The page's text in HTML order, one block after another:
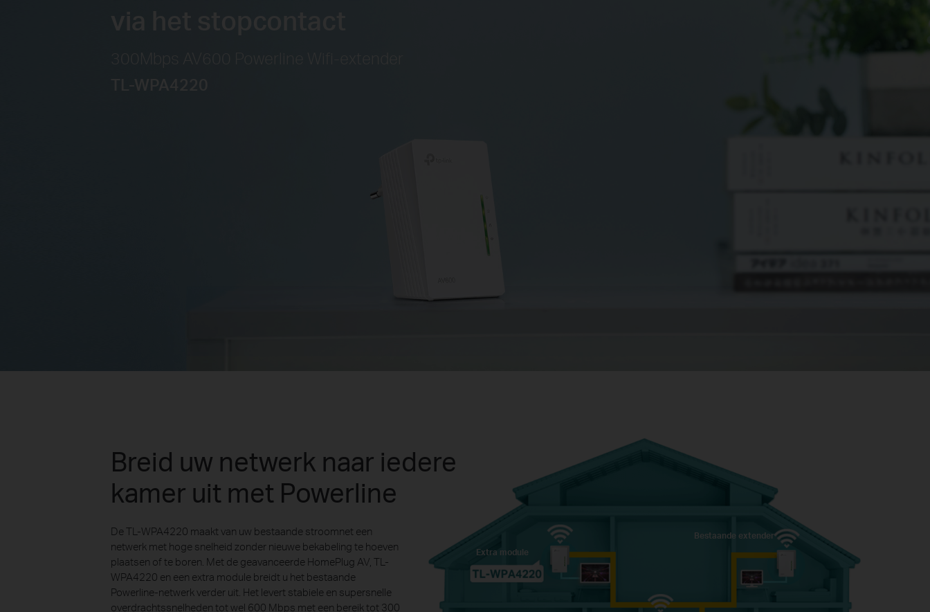
Breid uw netwerk naar iedere
kamer uit met Powerline
De TL-WPA4220 maakt van uw bestaande stroomnet een
netwerk met hoge snelheid zonder nieuwe bekabeling te hoeven
plaatsen of te boren. Met de geavanceerde HomePlug AV, TL-
WPA4220 en een extra module breidt u het bestaande
Powerline-netwerk verder uit. Het levert stabiele en supersnelle
overdrachtssnelheden tot wel 600 Mbps met een bereik tot 300
Extra module
Bestaande extender